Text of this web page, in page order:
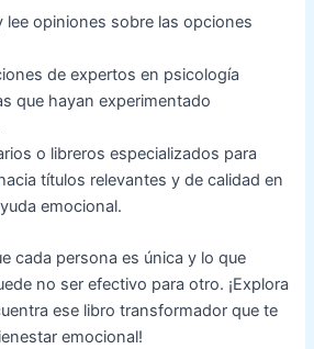
lee opiniones sobre las opciones
de expertos en psicología
que hayan experimentado
o libreros especializados para
títulos relevantes y de calidad en
emocional.
cada persona es única y lo que
no ser efectivo para otro. ¡Explora
ese libro transformador que te
emocional!